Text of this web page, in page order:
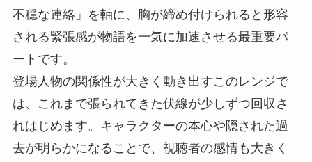
不穏な連絡」を軸に、胸が締め付けられると形容
される緊張感が物語を一気に加速させる最重要パ
ートです。
登場人物の関係性が大きく動き出すこのレンジで
は、これまで張られてきた伏線が少しずつ回収さ
れはじめます。キャラクターの本心や隠された過
去が明らかになることで、視聴者の感情も大きく